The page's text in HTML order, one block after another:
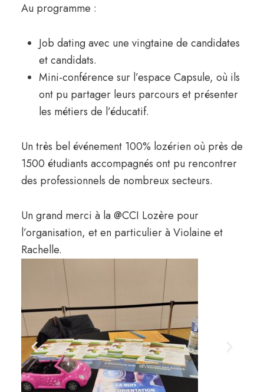
Au programme :
Job dating avec une vingtaine de candidates
et candidats.
Mini-conférence sur l’espace Capsule, où ils
ont pu partager leurs parcours et présenter
les métiers de l’éducatif.
Un très bel événement 100% lozérien où près de
1500 étudiants accompagnés ont pu rencontrer
des professionnels de nombreux secteurs.
Un grand merci à la @CCI Lozère pour
l’organisation, et en particulier à Violaine et
Rachelle.